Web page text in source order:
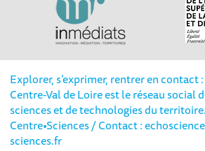
Explorer, s’exprimer, rentrer en contact
Centre-Val de Loire est le réseau social
sciences et de technologies du
Centre•Sciences/ Contact :
sciences.fr